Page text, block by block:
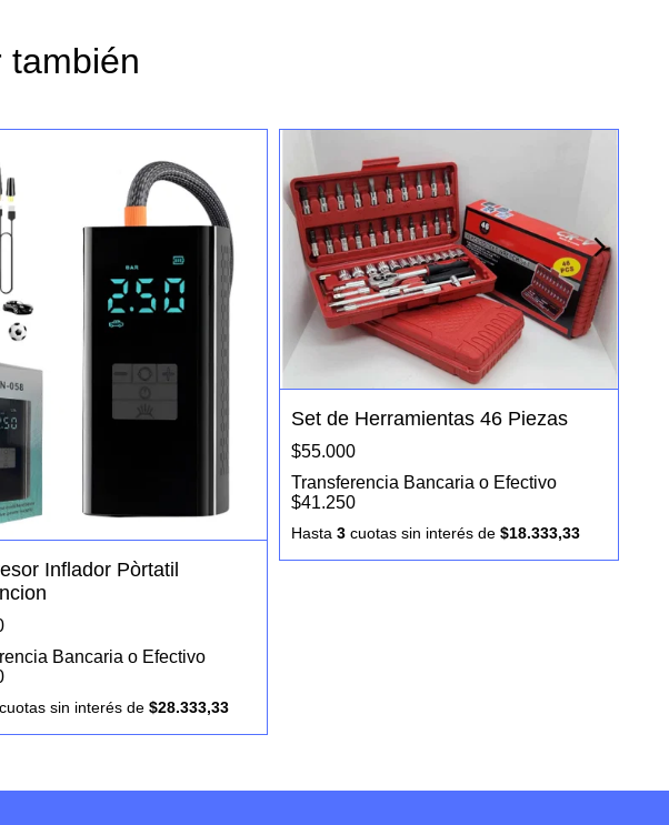
también
Inflador Pòrtatil
Bancaria o Efectivo
cuotas sin interés de $28.333,33
Set de Herramientas 46 Piezas
$55.000
Transferencia Bancaria o Efectivo
$41.250
Hasta 3 cuotas sin interés de $18.333,33